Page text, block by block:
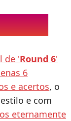
de 'Round 6'
6
e acertos, o
e com
eternamente